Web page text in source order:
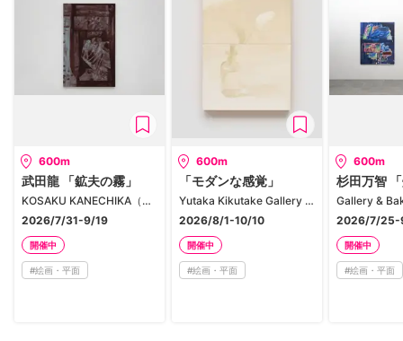
600m
武田龍 「鉱夫の霧」
KOSAKU KANECHIKA（京橋）
2026/7/31-9/19
開催中
#絵画・平面
600m
「モダンな感覚」
Yutaka Kikutake Gallery Kyobashi
2026/8/1-10/10
開催中
#絵画・平面
600m
杉田万智
2026/7/25-
開催中
#絵画・平面